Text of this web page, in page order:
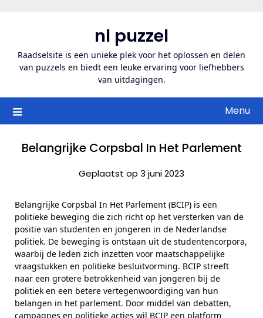
inhoud
nl puzzel
Raadselsite is een unieke plek voor het oplossen en delen
van puzzels en biedt een leuke ervaring voor liefhebbers
van uitdagingen.
Menu
Belangrijke Corpsbal In Het Parlement
Geplaatst op 3 juni 2023
Belangrijke Corpsbal In Het Parlement (BCIP) is een
politieke beweging die zich richt op het versterken van de
positie van studenten en jongeren in de Nederlandse
politiek. De beweging is ontstaan uit de studentencorpora,
waarbij de leden zich inzetten voor maatschappelijke
vraagstukken en politieke besluitvorming. BCIP streeft
naar een grotere betrokkenheid van jongeren bij de
politiek en een betere vertegenwoordiging van hun
belangen in het parlement. Door middel van debatten,
campagnes en politieke acties wil BCIP een platform